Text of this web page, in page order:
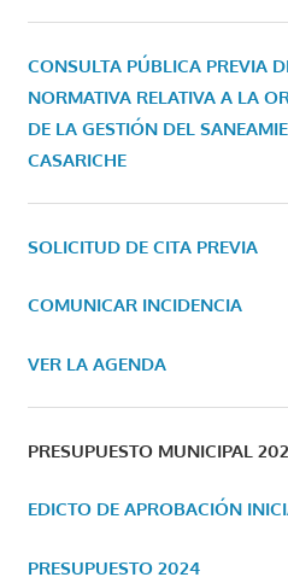
CONSULTA PÚBLICA PREVIA
NORMATIVA RELATIVA A LA
DE LA GESTIÓN DEL
CASARICHE
SOLICITUD DE CITA PREVIA
COMUNICAR INCIDENCIA
VER LA AGENDA
PRESUPUESTO MUNICIPAL
EDICTO DE APROBACIÓN
PRESUPUESTO 2024